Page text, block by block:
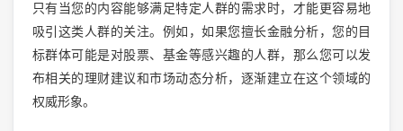
只有当您的内容能够满足特定人群的需求时，才能更容易地
吸引这类人群的关注。例如，如果您擅长金融分析，您的目
标群体可能是对股票、基金等感兴趣的人群，那么您可以发
布相关的理财建议和市场动态分析，逐渐建立在这个领域的
权威形象。